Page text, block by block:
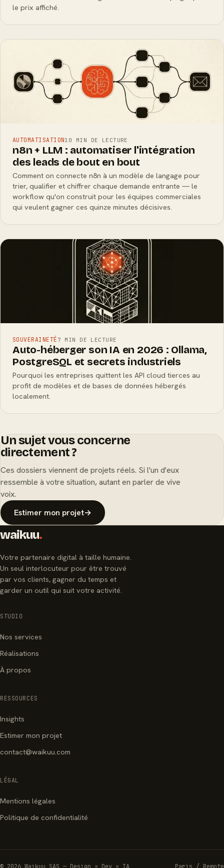
le prix affiché.
AUTOMATISATION10 MIN DE LECTURE
n8n + LLM : automatiser l'intégration
des leads de bout en bout
Comment on connecte n8n à un modèle de langage pour
trier, qualifier et chiffrer chaque demande entrante — le
workflow qu'on construit pour les équipes commerciales
qui veulent gagner ces quinze minutes décisives.
SOUVERAINETÉ 7 MIN DE LECTURE
Auto-héberger son IA en 2026 : Ollama,
PostgreSQL et secrets industriels
Pourquoi les entreprises quittent les API cloud tierces au
profit de modèles et de bases de données hébergés
localement.
Un sujet vous concerne
directement ?
Ces dossiers viennent de projets réels. Si l'un d'eux
ressemble à votre situation, autant en parler de vive
voix.
Estimer mon projet→
waikuu.
Votre partenaire digital à taille humaine.
Un seul interlocuteur pour être trouvé
par vos clients, gagner du temps et
garder un outil qui suit votre activité.
STUDIO
Nos services
Réalisations
À propos
RESSOURCES
Insights
Estimer mon projet
contact@waikuu.com
LÉGAL
Mentions légales
Politique de confidentialité